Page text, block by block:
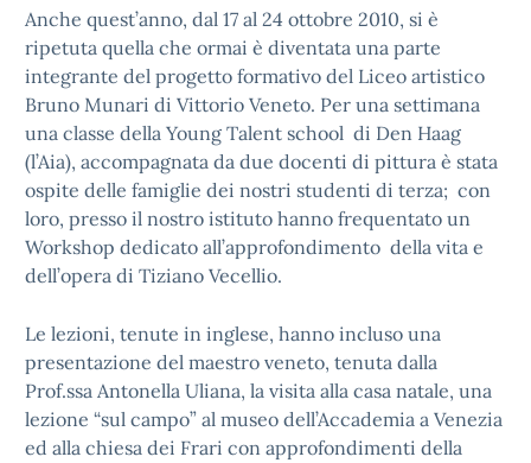
Anche quest’anno, dal 17 al 24 ottobre 2010, si è
ripetuta quella che ormai è diventata una parte
integrante del progetto formativo del Liceo artistico
Bruno Munari di Vittorio Veneto. Per una settimana
una classe della Young Talent school di Den Haag
(l’Aia), accompagnata da due docenti di pittura è stata
ospite delle famiglie dei nostri studenti di terza; con
loro, presso il nostro istituto hanno frequentato un
Workshop dedicato all’approfondimento della vita e
dell’opera di Tiziano Vecellio.
Le lezioni, tenute in inglese, hanno incluso una
presentazione del maestro veneto, tenuta dalla
Prof.ssa Antonella Uliana, la visita alla casa natale, una
lezione “sul campo” al museo dell’Accademia a Venezia
ed alla chiesa dei Frari con approfondimenti della